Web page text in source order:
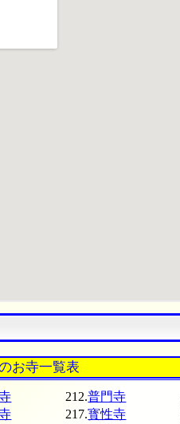
お寺一覧表
212.普門寺
217.寳性寺